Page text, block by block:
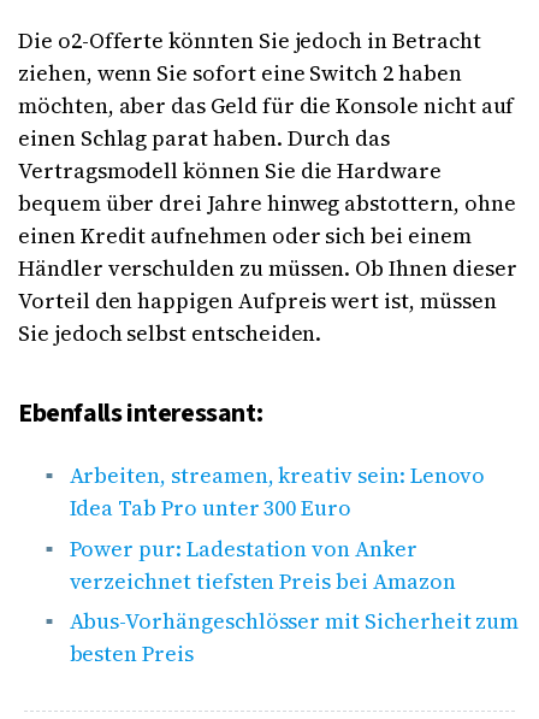
Die o2-Offerte könnten Sie jedoch in Betracht
ziehen, wenn Sie sofort eine Switch 2 haben
möchten, aber das Geld für die Konsole nicht auf
einen Schlag parat haben. Durch das
Vertragsmodell können Sie die Hardware
bequem über drei Jahre hinweg abstottern, ohne
einen Kredit aufnehmen oder sich bei einem
Händler verschulden zu müssen. Ob Ihnen dieser
Vorteil den happigen Aufpreis wert ist, müssen
Sie jedoch selbst entscheiden.
Ebenfalls interessant:
Arbeiten, streamen, kreativ sein: Lenovo
Idea Tab Pro unter 300 Euro
Power pur: Ladestation von Anker
verzeichnet tiefsten Preis bei Amazon
Abus-Vorhängeschlösser mit Sicherheit zum
besten Preis